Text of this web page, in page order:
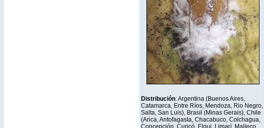
Distribución: Argentina (Buenos Aires,
Catamarca, Entre Ríos, Mendoza, Rio Negro,
Salta, San Luis), Brasil (Minas Gerais), Chile
(Arica, Antofagasta, Chacabuco, Colchagua,
Concepción, Curicó, Elqui, Limarí, Malleco,